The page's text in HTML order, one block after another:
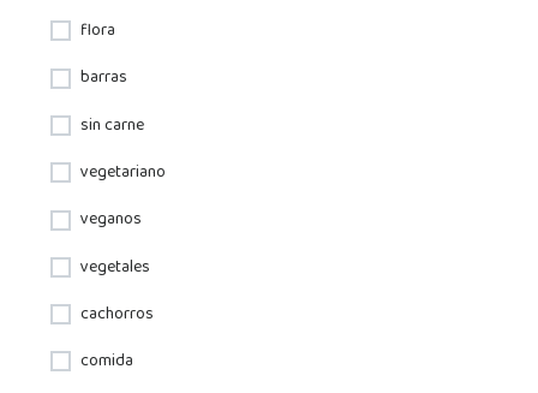
flora
barras
sin carne
vegetariano
veganos
vegetales
cachorros
comida